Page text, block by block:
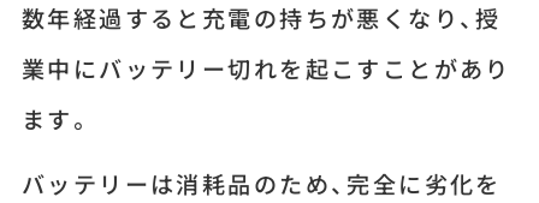
数年経過すると充電の持ちが悪くなり、授
業中にバッテリー切れを起こすことがあり
ます。
バッテリーは消耗品のため、完全に劣化を